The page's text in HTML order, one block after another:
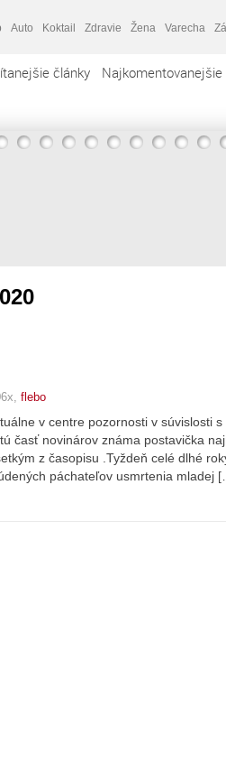
Auto Koktail Zdravie Žena Varecha
články Najkomentovanejšie
flebo
v centre pozornosti v súvislosti
časť novinárov známa postavička
z časopisu .Tyždeň celé dlhé
páchateľov usmrtenia mladej